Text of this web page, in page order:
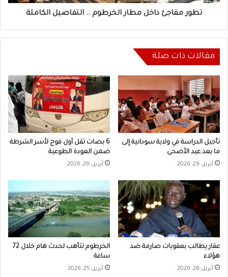
تطور مفاجئ داخل مطار الخرطوم .. التفاصيل الكاملة
مقالات ذات صلة
تأجيل الدراسة في ولاية سودانية إلى
ما بعد عيد الأضحى
أبريل 29, 2026
6 بصات تقل أول فوج لأسر الشرطة
ضمن العودة الطوعية
أبريل 26, 2026
عقار يطالب بعقوبات صارمة ضد
هؤلاء
أبريل 26, 2026
الخرطوم تتأهب لحدث هام خلال 72
ساعة
أبريل 25, 2026